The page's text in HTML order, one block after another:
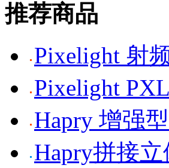
推荐商品
Pixelight 射
Pixelight
Hapry 增强
Hapry拼接